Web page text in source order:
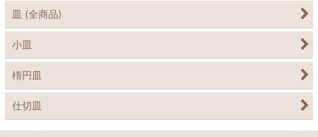
皿 (全商品)
小皿
楕円皿
仕切皿